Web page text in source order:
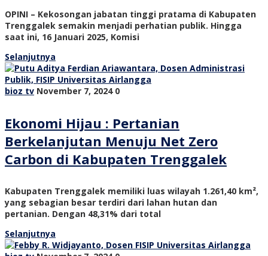
OPINI – Kekosongan jabatan tinggi pratama di Kabupaten
Trenggalek semakin menjadi perhatian publik. Hingga
saat ini, 16 Januari 2025, Komisi
Selanjutnya
bioz tv November 7, 2024 0
Ekonomi Hijau : Pertanian
Berkelanjutan Menuju Net Zero
Carbon di Kabupaten Trenggalek
Kabupaten Trenggalek memiliki luas wilayah 1.261,40 km²,
yang sebagian besar terdiri dari lahan hutan dan
pertanian. Dengan 48,31% dari total
Selanjutnya